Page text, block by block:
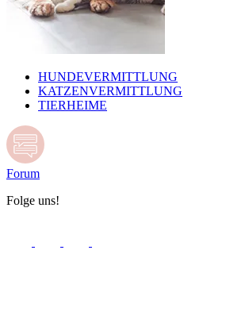
HUNDEVERMITTLUNG
KATZENVERMITTLUNG
TIERHEIME
Forum
Folge uns!